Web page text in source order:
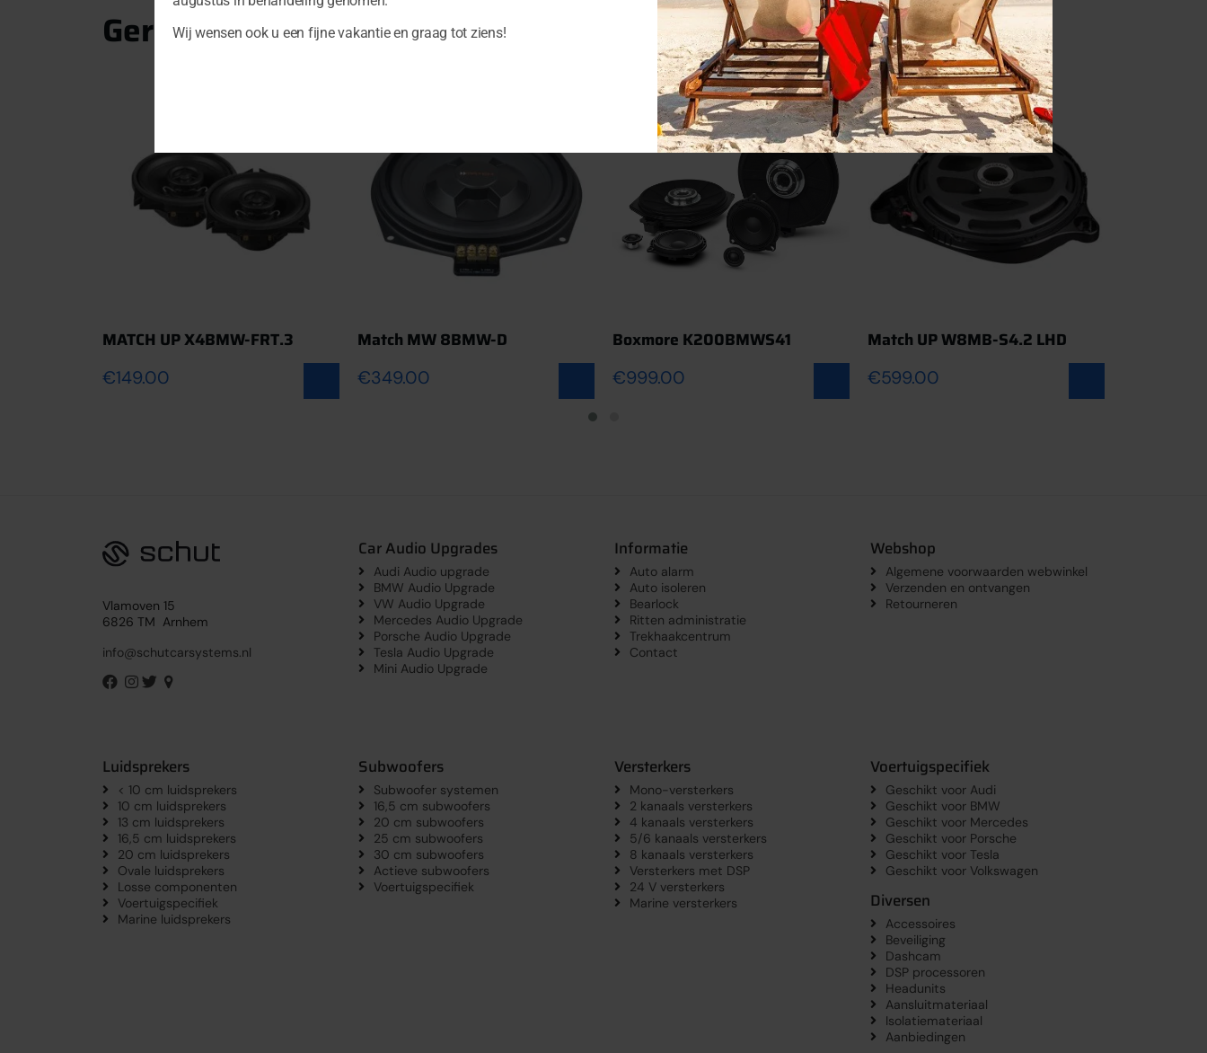
Gerelateerde producten
Toevoegen aan winkelwagen
MATCH UP X4BMW-FRT.3
€149.00
Match MW 8BMW-D
€349.00
Boxmore K200BMWS41
€999.00
Match UP W8MB-S4.2 LHD
€599.00
Vlamoven 15
6826 TM Arnhem
info@schutcarsystems.nl
Car Audio Upgrades
Audi Audio upgrade
BMW Audio Upgrade
VW Audio Upgrade
Mercedes Audio Upgrade
Porsche Audio Upgrade
Tesla Audio Upgrade
Mini Audio Upgrade
Informatie
Auto alarm
Auto isoleren
Bearlock
Ritten administratie
Trekhaakcentrum
Contact
Webshop
Algemene voorwaarden webwinkel
Verzenden en ontvangen
Retourneren
Luidsprekers
< 10 cm luidsprekers
10 cm luidsprekers
13 cm luidsprekers
16,5 cm luidsprekers
20 cm luidsprekers
Ovale luidsprekers
Losse componenten
Voertuigspecifiek
Marine luidsprekers
Subwoofers
Subwoofer systemen
16,5 cm subwoofers
20 cm subwoofers
25 cm subwoofers
30 cm subwoofers
Actieve subwoofers
Voertuigspecifiek
Versterkers
Mono-versterkers
2 kanaals versterkers
4 kanaals versterkers
5/6 kanaals versterkers
8 kanaals versterkers
Versterkers met DSP
24 V versterkers
Marine versterkers
Voertuigspecifiek
Geschikt voor Audi
Geschikt voor BMW
Geschikt voor Mercedes
Geschikt voor Porsche
Geschikt voor Tesla
Geschikt voor Volkswagen
Diversen
Accessoires
Beveiliging
Dashcam
DSP processoren
Headunits
Aansluitmateriaal
Isolatiemateriaal
Aanbiedingen
Wij wensen ook u een fijne vakantie en graag tot ziens!